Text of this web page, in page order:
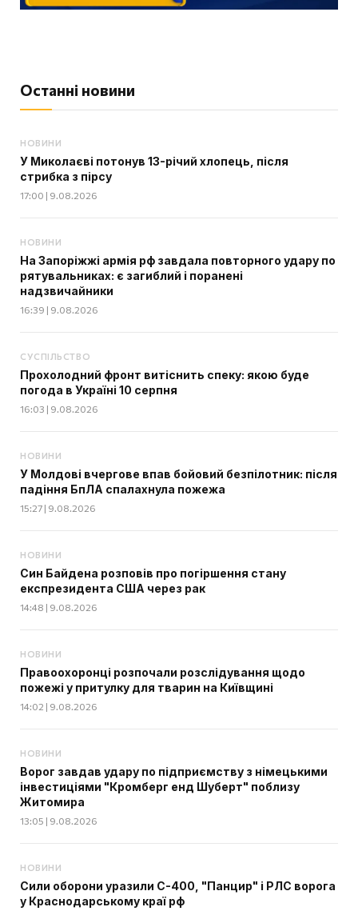
Останні новини
НОВИНИ
У Миколаєві потонув 13-річий хлопець, після
стрибка з пірсу
17:00 | 9.08.2026
НОВИНИ
На Запоріжжі армія рф завдала повторного удару по
рятувальниках: є загиблий і поранені
надзвичайники
16:39 | 9.08.2026
СУСПІЛЬСТВО
Прохолодний фронт витіснить спеку: якою буде
погода в Україні 10 серпня
16:03 | 9.08.2026
НОВИНИ
У Молдові вчергове впав бойовий безпілотник: після
падіння БпЛА спалахнула пожежа
15:27 | 9.08.2026
НОВИНИ
Син Байдена розповів про погіршення стану
експрезидента США через рак
14:48 | 9.08.2026
НОВИНИ
Правоохоронці розпочали розслідування щодо
пожежі у притулку для тварин на Київщині
14:02 | 9.08.2026
НОВИНИ
Ворог завдав удару по підприємству з німецькими
інвестиціями "Кромберг енд Шуберт" поблизу
Житомира
13:05 | 9.08.2026
НОВИНИ
Сили оборони уразили С-400, "Панцир" і РЛС ворога
у Краснодарському краї рф